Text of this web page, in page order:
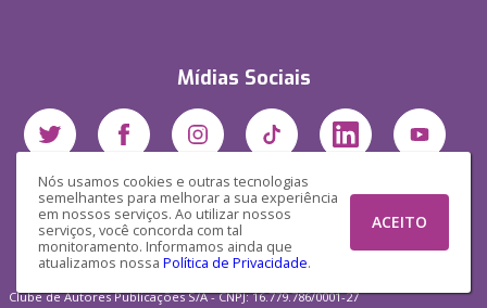
Nós usamos cookies e outras tecnologias
semelhantes para melhorar a sua experiência
em nossos serviços. Ao utilizar nossos
serviços, você concorda com tal
monitoramento. Informamos ainda que
atualizamos nossa Política de Privacidade.
ACEITO
Mídias Sociais
Clube de Autores Publicações S/A - CNPJ: 16.779.786/0001-27